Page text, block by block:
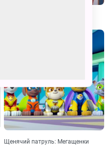
Щенячий патруль: Мегащенки